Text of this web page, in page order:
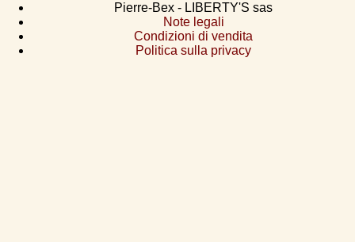
Pierre-Bex - LIBERTY'S sas
Note legali
Condizioni di vendita
Politica sulla privacy